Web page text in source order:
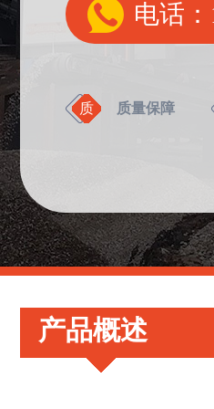
电话：
质 质量保障
产品概述